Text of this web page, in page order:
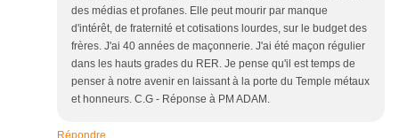
des médias et profanes. Elle peut mourir par manque
d'intérêt, de fraternité et cotisations lourdes, sur le budget des
frères. J'ai 40 années de maçonnerie. J'ai été maçon régulier
dans les hauts grades du RER. Je pense qu'il est temps de
penser à notre avenir en laissant à la porte du Temple métaux
et honneurs. C.G - Réponse à PM ADAM.
Répondre